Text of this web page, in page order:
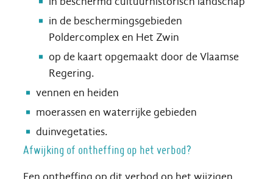
in de beschermingsgebieden
Poldercomplex en Het Zwin
op de kaart opgemaakt door de Vlaamse
Regering.
vennen en heiden
moerassen en waterrijke gebieden
duinvegetaties.
Afwijking of ontheffing op het verbod?